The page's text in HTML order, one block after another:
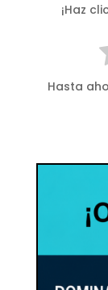
¡Haz
Hasta